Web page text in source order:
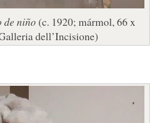
de niño(c. 1920; mármol, 66 x
dell’Incisione)